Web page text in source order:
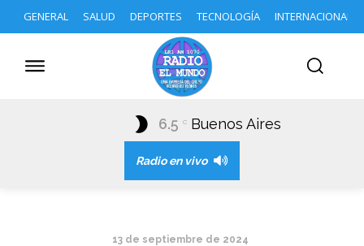
GENERAL SALUD DEPORTES TECNOLOGÍA INTERNACIONAL
6.5 C Buenos Aires
Radio en vivo
13 de septiembre de 2024